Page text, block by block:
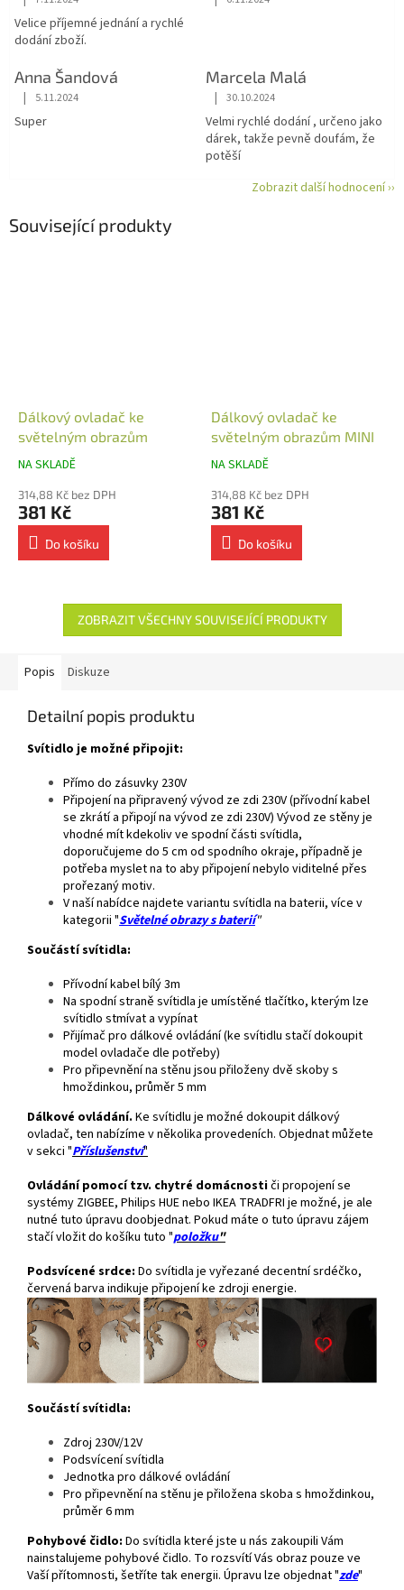
Hodnocení obchodu je 5 z 5 hvězdiček.
Velice příjemné jednání a rychlé
dodání zboží.
Hodnocení obchodu je 5 z 5
Anna Šandová
Hodnocení obchodu je 5 z 5 hvězdiček.
| 5.11.2024
Super
Marcela Malá
Hodnocení obchodu je 5 z 5
| 30.10.2024
Velmi rychlé dodání , určeno jako
dárek, takže pevně doufám, že
potěší
Zobrazit další hodnocení ››
Související produkty
Dálkový ovladač ke
světelným obrazům
NA SKLADĚ
314,88 Kč bez DPH
381 Kč
Do košíku
Dálkový ovladač ke
světelným obrazům MINI
NA SKLADĚ
314,88 Kč bez DPH
381 Kč
Do košíku
ZOBRAZIT VŠECHNY SOUVISEJÍCÍ PRODUKTY
Popis Diskuze
Detailní popis produktu
Svítidlo je možné připojit:
Přímo do zásuvky 230V
Připojení na připravený vývod ze zdi 230V (přívodní kabel
se zkrátí a připojí na vývod ze zdi 230V) Vývod ze stěny je
vhodné mít kdekoliv ve spodní části svítidla,
doporučujeme do 5 cm od spodního okraje, případně je
potřeba myslet na to aby připojení nebylo viditelné přes
prořezaný motiv.
V naší nabídce najdete variantu svítidla na baterii, více v
kategorii "Světelné obrazy s baterií"
Součástí svítidla:
Přívodní kabel bílý 3m
Na spodní straně svítidla je umístěné tlačítko, kterým lze
svítidlo stmívat a vypínat
Přijímač pro dálkové ovládání (ke svítidlu stačí dokoupit
model ovladače dle potřeby)
Pro připevnění na stěnu jsou přiloženy dvě skoby s
hmoždinkou, průměr 5 mm
Dálkové ovládání. Ke svítidlu je možné dokoupit dálkový
ovladač, ten nabízíme v několika provedeních. Objednat můžete
v sekci "Příslušenství"
Ovládání pomocí tzv. chytré domácnostiči propojení se
systémy ZIGBEE, Philips HUE nebo IKEA TRADFRI je možné, je ale
nutné tuto úpravu doobjednat. Pokud máte o tuto úpravu zájem
stačí vložit do košíku tuto "položku"
Podsvícené srdce: Do svítidla je vyřezané decentní srdéčko,
červená barva indikuje připojení ke zdroji energie.
Součástí svítidla:
Zdroj 230V/12V
Podsvícení svítidla
Jednotka pro dálkové ovládání
Pro připevnění na stěnu je přiložena skoba s hmoždinkou,
průměr 6 mm
Pohybové čidlo: Do svítidla které jste u nás zakoupili Vám
nainstalujeme pohybové čidlo. To rozsvítí Vás obraz pouze ve
Vaší přítomnosti, šetříte tak energii. Úpravu lze objednat "zde"